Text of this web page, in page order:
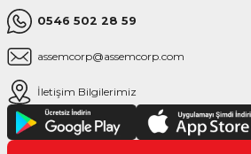
0546 502 28 59
assemcorp@assemcorp.com
İletişim Bilgilerimiz